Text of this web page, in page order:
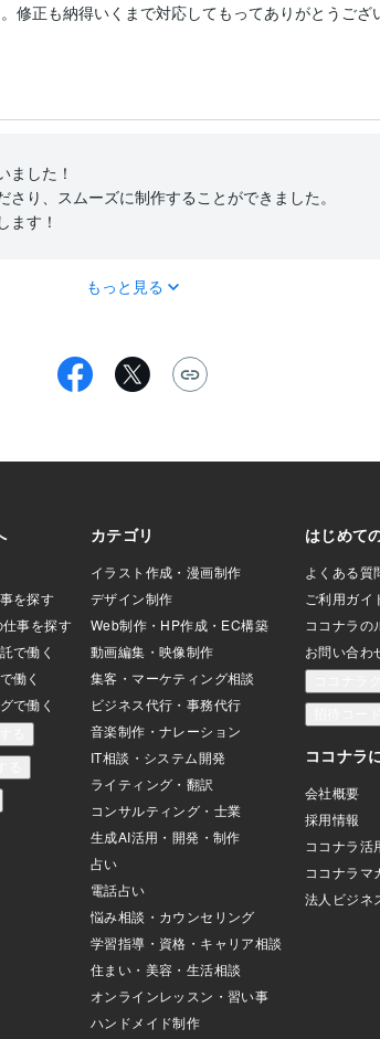
修正も納得いくまで対応してもってありがとうご
ました！
り、スムーズに制作することができました。
ます！
もっと見る